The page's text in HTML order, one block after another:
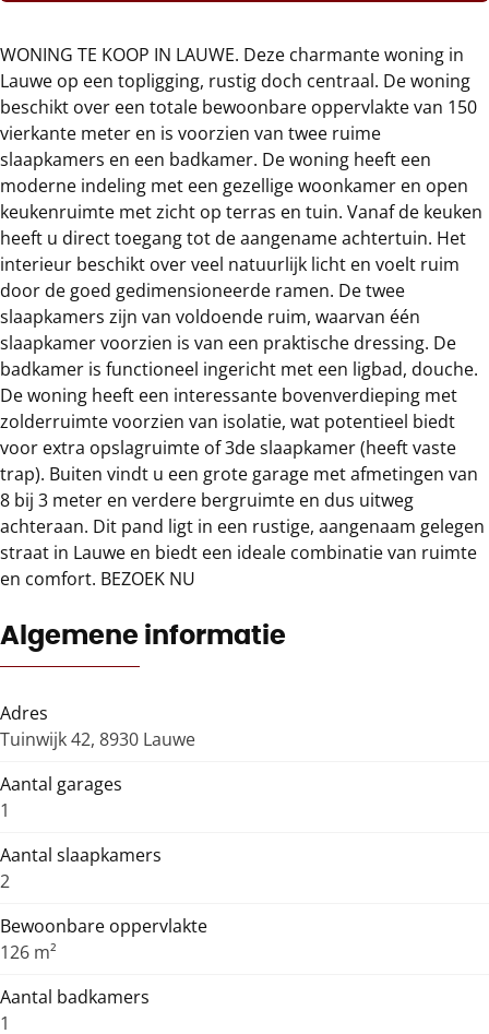
WONING TE KOOP IN LAUWE. Deze charmante woning in
Lauwe op een topligging, rustig doch centraal. De woning
beschikt over een totale bewoonbare oppervlakte van 150
vierkante meter en is voorzien van twee ruime
slaapkamers en een badkamer. De woning heeft een
moderne indeling met een gezellige woonkamer en open
keukenruimte met zicht op terras en tuin. Vanaf de keuken
heeft u direct toegang tot de aangename achtertuin. Het
interieur beschikt over veel natuurlijk licht en voelt ruim
door de goed gedimensioneerde ramen. De twee
slaapkamers zijn van voldoende ruim, waarvan één
slaapkamer voorzien is van een praktische dressing. De
badkamer is functioneel ingericht met een ligbad, douche.
De woning heeft een interessante bovenverdieping met
zolderruimte voorzien van isolatie, wat potentieel biedt
voor extra opslagruimte of 3de slaapkamer (heeft vaste
trap). Buiten vindt u een grote garage met afmetingen van
8 bij 3 meter en verdere bergruimte en dus uitweg
achteraan. Dit pand ligt in een rustige, aangenaam gelegen
straat in Lauwe en biedt een ideale combinatie van ruimte
en comfort. BEZOEK NU
Algemene informatie
Adres
Tuinwijk 42, 8930 Lauwe
Aantal garages
1
Aantal slaapkamers
2
Bewoonbare oppervlakte
126 m²
Aantal badkamers
1